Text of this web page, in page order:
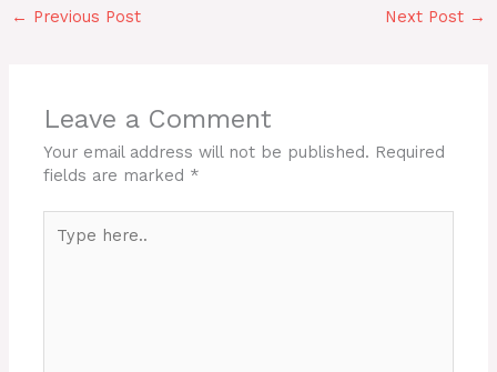
← Previous Post Next Post →
Leave a Comment
Your email address will not be published. Required
fields are marked *
here..